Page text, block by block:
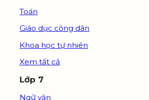
Toán
Giáo dục công dân
Khoa học tự nhiên
Xem tất cả
Lớp 7
Ngữ văn